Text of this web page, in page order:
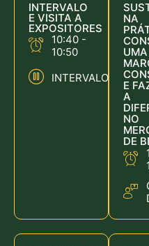
INTERVALO
E VISITA A
EXPOSITORES
10:40 -
10:50
INTERVALO
NA
UMA
E
A
NO
DE